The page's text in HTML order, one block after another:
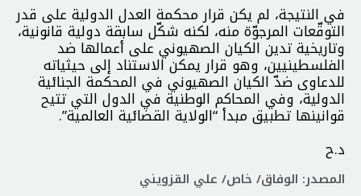
في النتيجة، لم يكن قرار محكمة العدل الدولية على قدر
التوقّعات المرجوّة منه، لكنه شكّل سابقة دولية قانونية،
وتاريخية تدين الكيان الصهيوني على أعمالها ضد
الفلسطينيين، وهو قرار يمكن الاستناد إلى حيثياته
للدعاوى ضدّ الكيان الصهيوني في المحكمة الجنائية
الدولية، وفي المحاكم الوطنية في الدول التي تتيح
قوانينها تطبيق مبدأ “الولاية القضائية العالمية”.
د.ح
المصدر: الوفاق/ خاص/ علي القزويني